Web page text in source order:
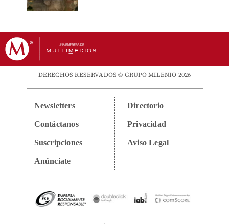
DERECHOS RESERVADOS © GRUPO MILENIO 2026
Newsletters
Contáctanos
Suscripciones
Anúnciate
Directorio
Privacidad
Aviso Legal